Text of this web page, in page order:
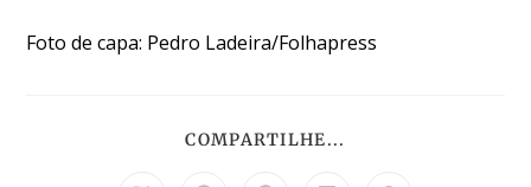
Foto de capa: Pedro Ladeira/Folhapress
COMPARTILHE...